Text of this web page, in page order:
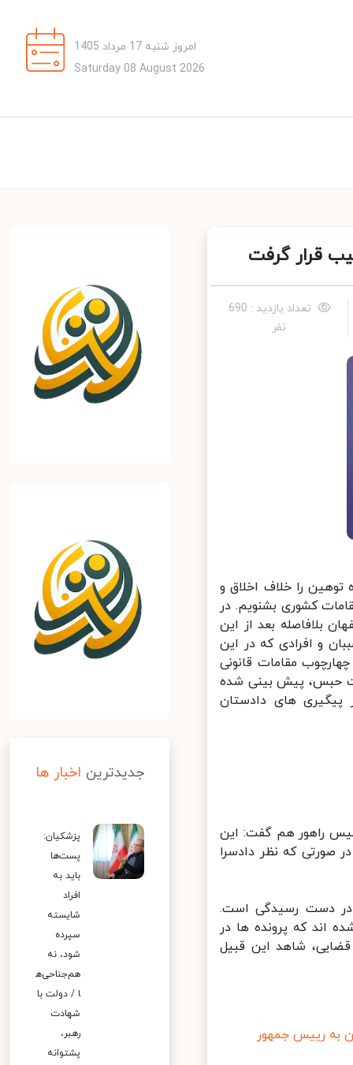
امروز شنبه 17 مرداد 1405
Saturday 08 August 2026
قرار گرفت
تعداد بازدید : 690
نفر
را خلاف اخلاق و
کشوری بشنویم. در
بلافاصله بعد از این
و افرادی که در این
مقامات قانونی
حبس، پیش بینی شده
های دادستان
راهور هم گفت: این
که نظر دادسرا
در دست رسیدگی است.
اند که پرونده ها در
شاهد این قبیل
رییس جمهور
جدیدترین اخبار ها
پزشکیان:
پست‌ها
باید به
افراد
شایسته
سپرده
شود، نه
هم‌جناحی‌ه
ا / دولت با
شهادت
رهبر،
پشتوانه